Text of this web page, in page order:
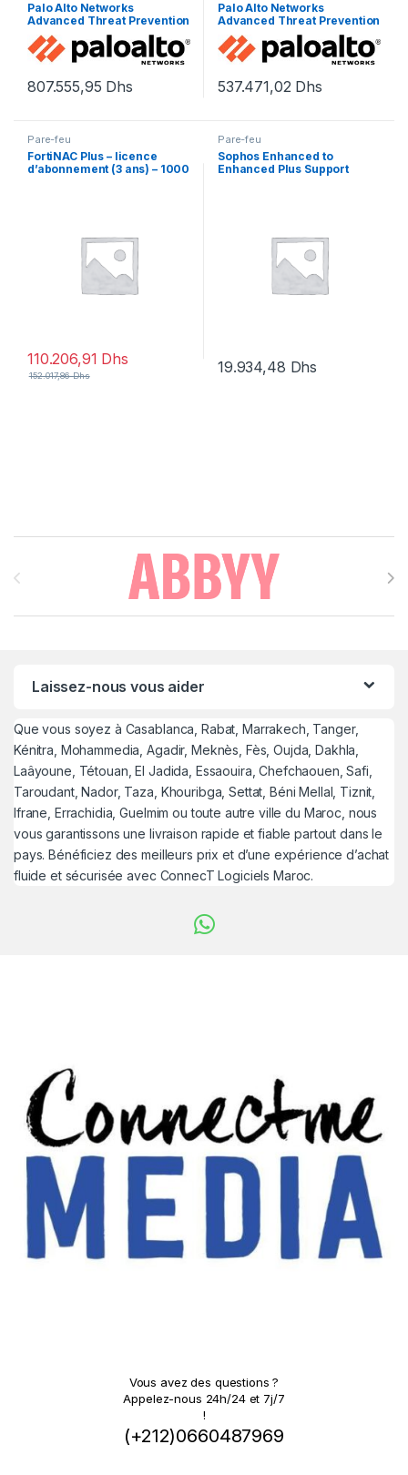
Palo Alto Networks
Advanced Threat Prevention
– renouvellement de la
licence d’abonnement (1 an)
– 1 périphérique
807.555,95 Dhs
Palo Alto Networks
Advanced Threat Prevention
– licence d’abonnement (1
an) – 1 périphérique
537.471,02 Dhs
Pare-feu
FortiNAC Plus – licence
d’abonnement (3 ans) – 1000
110.206,91 Dhs
152.017,86Dhs
Pare-feu
Sophos Enhanced to
Enhanced Plus Support
19.934,48 Dhs
Brands Carousel
Laissez-nous vous aider
Que vous soyez à Casablanca, Rabat, Marrakech, Tanger,
Kénitra, Mohammedia, Agadir, Meknès, Fès, Oujda, Dakhla,
Laâyoune, Tétouan, El Jadida, Essaouira, Chefchaouen, Safi,
Taroudant, Nador, Taza, Khouribga, Settat, Béni Mellal, Tiznit,
Ifrane, Errachidia, Guelmim ou toute autre ville du Maroc, nous
vous garantissons une livraison rapide et fiable partout dans le
pays. Bénéficiez des meilleurs prix et d’une expérience d’achat
fluide et sécurisée avec ConnecT Logiciels Maroc.
Vous avez des questions ?
Appelez-nous 24h/24 et 7j/7
!
(+212)0660487969